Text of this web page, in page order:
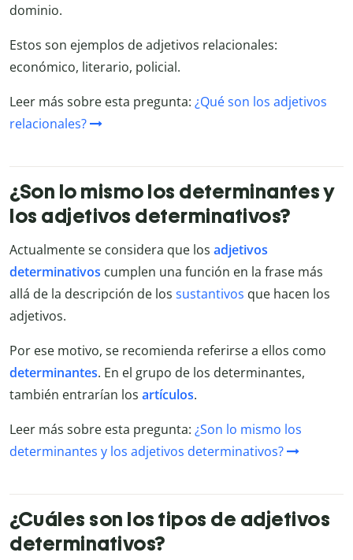
dominio.
Estos son ejemplos de adjetivos relacionales:
económico, literario, policial.
Leer más sobre esta pregunta: ¿Qué son los adjetivos
relacionales?
¿Son lo mismo los determinantes y
los adjetivos determinativos?
Actualmente se considera que los adjetivos
determinativos cumplen una función en la frase más
allá de la descripción de los sustantivos que hacen los
adjetivos.
Por ese motivo, se recomienda referirse a ellos como
determinantes. En el grupo de los determinantes,
también entrarían los artículos.
Leer más sobre esta pregunta: ¿Son lo mismo los
determinantes y los adjetivos determinativos?
¿Cuáles son los tipos de adjetivos
determinativos?